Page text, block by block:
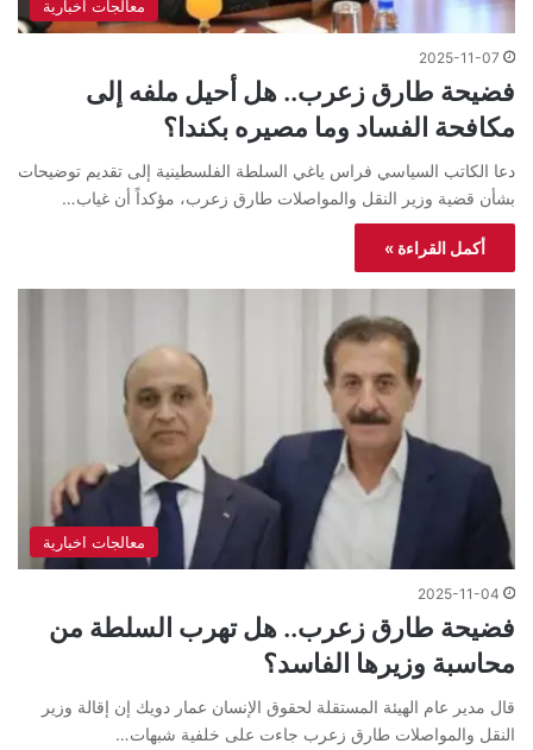
معالجات اخبارية
2025-11-07
فضيحة طارق زعرب.. هل أحيل ملفه إلى
مكافحة الفساد وما مصيره بكندا؟
دعا الكاتب السياسي فراس ياغي السلطة الفلسطينية إلى تقديم توضيحات
بشأن قضية وزير النقل والمواصلات طارق زعرب، مؤكداً أن غياب…
أكمل القراءة »
معالجات اخبارية
2025-11-04
فضيحة طارق زعرب.. هل تهرب السلطة من
محاسبة وزيرها الفاسد؟
قال مدير عام الهيئة المستقلة لحقوق الإنسان عمار دويك إن إقالة وزير
النقل والمواصلات طارق زعرب جاءت على خلفية شبهات…